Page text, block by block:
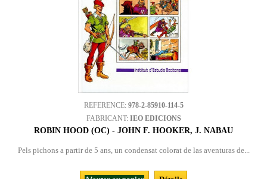
REFERENCE: 978-2-85910-114-5
FABRICANT: IEO EDICIONS
ROBIN HOOD (OC) - JOHN F. HOOKER, J. NABAU
Pels pichons a partir de 5 ans, un condensat colorat de las aventuras de...